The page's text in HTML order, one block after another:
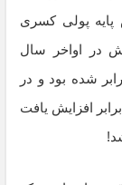
پولی کسری
در اواخر سال
به اوایل سال ۱۹۱۹، حدود ۱۸۰۰ برابر شده بود و در
فاصله زمانی نرخ دلار بیش از ۴۱۰۰ برابر افزایش یافت